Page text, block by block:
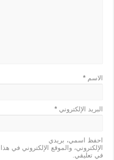
الاسم*
البريد الإلكتروني*
احفظ اسمي، بريدي
الإلكتروني، والموقع الإلكتروني في
في تعليقي.